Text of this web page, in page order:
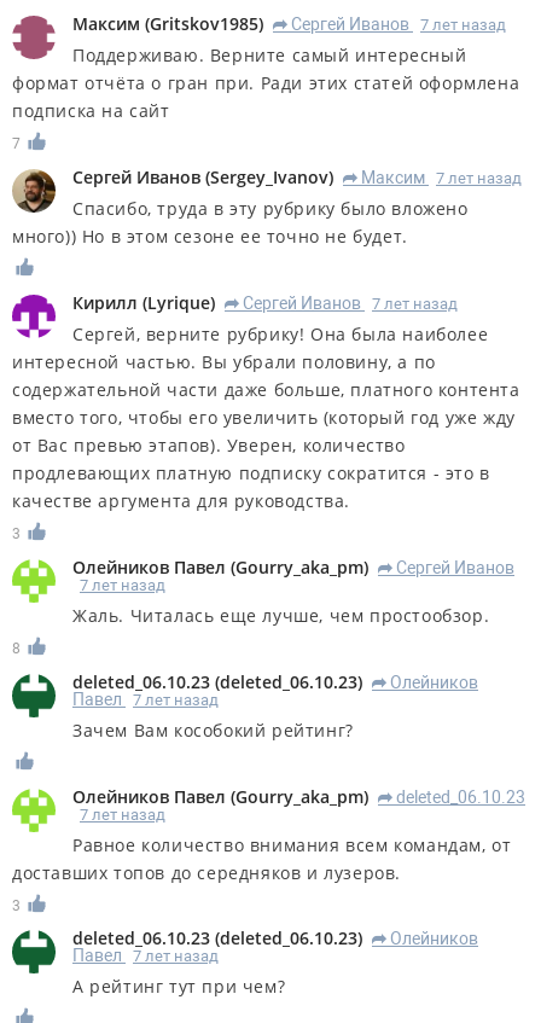
Максим (Gritskov1985) R Сергей Иванов 7 лет назад
Поддерживаю. Верните самый интересный
формат отчёта о гран при. Ради этих статей оформлена
подписка на сайт
7
Сергей Иванов (Sergey_Ivanov) R Максим 7 лет назад
Спасибо, труда в эту рубрику было вложено
много)) Но в этом сезоне ее точно не будет.
Кирилл (Lyrique) R Сергей Иванов 7 лет назад
Сергей, верните рубрику! Она была наиболее
интересной частью. Вы убрали половину, а по
содержательной части даже больше, платного контента
вместо того, чтобы его увеличить (который год уже жду
от Вас превью этапов). Уверен, количество
продлевающих платную подписку сократится - это в
качестве аргумента для руководства.
3
Олейников Павел (Gourry_aka_pm) R Сергей Иванов
7 лет назад
Жаль. Читалась еще лучше, чем простообзор.
8
deleted_06.10.23 (deleted_06.10.23) R Олейников
Павел
7 лет назад
Зачем Вам кособокий рейтинг?
Олейников Павел (Gourry_aka_pm) R deleted_06.10.23
7 лет назад
Равное количество внимания всем командам, от
доставших топов до середняков и лузеров.
3
deleted_06.10.23 (deleted_06.10.23) R Олейников
Павел
7 лет назад
А рейтинг тут при чем?